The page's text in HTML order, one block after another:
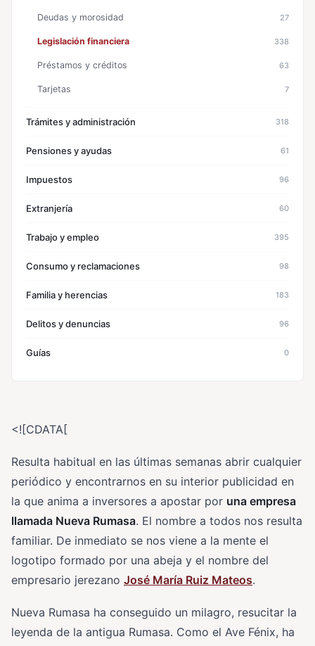
Deudas y morosidad 27
Legislación financiera 338
Préstamos y créditos 63
Tarjetas 7
Trámites y administración 318
Pensiones y ayudas 61
Impuestos 96
Extranjería 60
Trabajo y empleo 395
Consumo y reclamaciones 98
Familia y herencias 183
Delitos y denuncias 96
Guías 0
<![CDATA[
Resulta habitual en las últimas semanas abrir cualquier
periódico y encontrarnos en su interior publicidad en
la que anima a inversores a apostar por una empresa
llamada Nueva Rumasa. El nombre a todos nos resulta
familiar. De inmediato se nos viene a la mente el
logotipo formado por una abeja y el nombre del
empresario jerezano José María Ruiz Mateos.
Nueva Rumasa ha conseguido un milagro, resucitar la
leyenda de la antigua Rumasa. Como el Ave Fénix, ha